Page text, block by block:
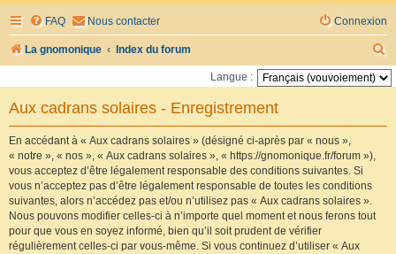
FAQ Nous contacter Connexion
La gnomonique Index du forum
e
Langue :
Aux cadrans solaires - Enregistrement
En accédant à « Aux cadrans solaires » (désigné ci-après par « nous »,
« notre », « nos », « Aux cadrans solaires », « https://gnomonique.fr/forum »),
vous acceptez d’être légalement responsable des conditions suivantes. Si
vous n’acceptez pas d’être légalement responsable de toutes les conditions
suivantes, alors n’accédez pas et/ou n’utilisez pas « Aux cadrans solaires ».
Nous pouvons modifier celles-ci à n’importe quel moment et nous ferons tout
pour que vous en soyez informé, bien qu’il soit prudent de vérifier
régulièrement celles-ci par vous-même. Si vous continuez d’utiliser « Aux